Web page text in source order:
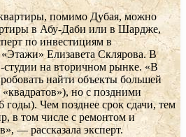
помимо Дубая, можно
в Абу-Даби или в Шардже,
по инвестициям в
Елизавета Склярова. В
студии на вторичном рынке. «В
найти объекты большей
но с поздними
годы). Чем позднее срок сдачи, тем
в том числе с ремонтом и
— рассказала эксперт.